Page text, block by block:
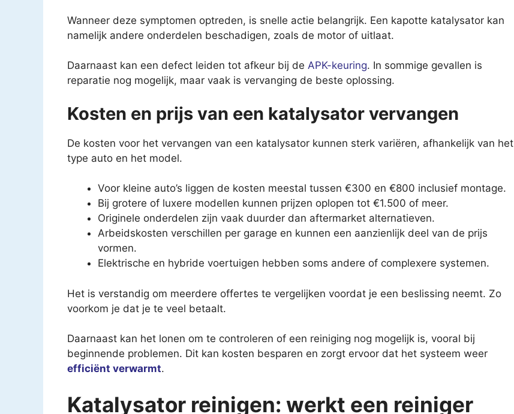
Wanneer deze symptomen optreden, is snelle actie belangrijk. Een kapotte katalysator kan
namelijk andere onderdelen beschadigen, zoals de motor of uitlaat.
Daarnaast kan een defect leiden tot afkeur bij de APK-keuring. In sommige gevallen is
reparatie nog mogelijk, maar vaak is vervanging de beste oplossing.
Kosten en prijs van een katalysator vervangen
De kosten voor het vervangen van een katalysator kunnen sterk variëren, afhankelijk van het
type auto en het model.
Voor kleine auto’s liggen de kosten meestal tussen €300 en €800 inclusief montage.
Bij grotere of luxere modellen kunnen prijzen oplopen tot €1.500 of meer.
Originele onderdelen zijn vaak duurder dan aftermarket alternatieven.
Arbeidskosten verschillen per garage en kunnen een aanzienlijk deel van de prijs
vormen.
Elektrische en hybride voertuigen hebben soms andere of complexere systemen.
Het is verstandig om meerdere offertes te vergelijken voordat je een beslissing neemt. Zo
voorkom je dat je te veel betaalt.
Daarnaast kan het lonen om te controleren of een reiniging nog mogelijk is, vooral bij
beginnende problemen. Dit kan kosten besparen en zorgt ervoor dat het systeem weer
efficiënt verwarmt.
Katalysator reinigen: werkt een reiniger